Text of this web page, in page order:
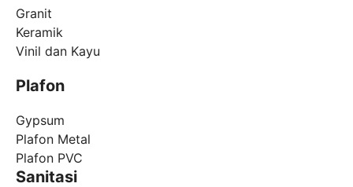
Granit
Keramik
Vinil dan Kayu
Plafon
Gypsum
Plafon Metal
Plafon PVC
Sanitasi